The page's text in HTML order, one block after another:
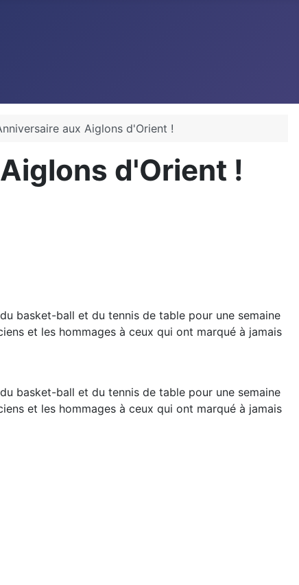
aux Aiglons d'Orient !
d'Orient !
basket-ball et du tennis de table pour une semaine
et les hommages à ceux qui ont marqué à jamais
basket-ball et du tennis de table pour une semaine
et les hommages à ceux qui ont marqué à jamais